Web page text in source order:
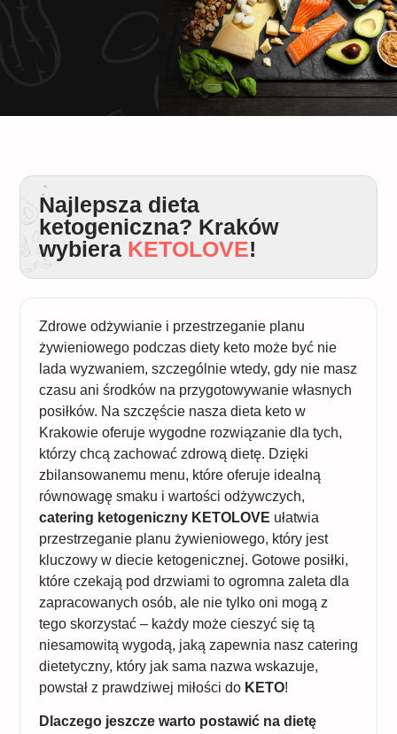
Najlepsza dieta
ketogeniczna? Kraków
wybiera KETOLOVE!
Zdrowe odżywianie i przestrzeganie planu
żywieniowego podczas diety keto może być nie
lada wyzwaniem, szczególnie wtedy, gdy nie masz
czasu ani środków na przygotowywanie własnych
posiłków. Na szczęście nasza dieta keto w
Krakowie oferuje wygodne rozwiązanie dla tych,
którzy chcą zachować zdrową dietę. Dzięki
zbilansowanemu menu, które oferuje idealną
równowagę smaku i wartości odżywczych,
catering ketogeniczny KETOLOVE ułatwia
przestrzeganie planu żywieniowego, który jest
kluczowy w diecie ketogenicznej. Gotowe posiłki,
które czekają pod drzwiami to ogromna zaleta dla
zapracowanych osób, ale nie tylko oni mogą z
tego skorzystać – każdy może cieszyć się tą
niesamowitą wygodą, jaką zapewnia nasz catering
dietetyczny, który jak sama nazwa wskazuje,
powstał z prawdziwej miłości do KETO!
Dlaczego jeszcze warto postawić na dietę